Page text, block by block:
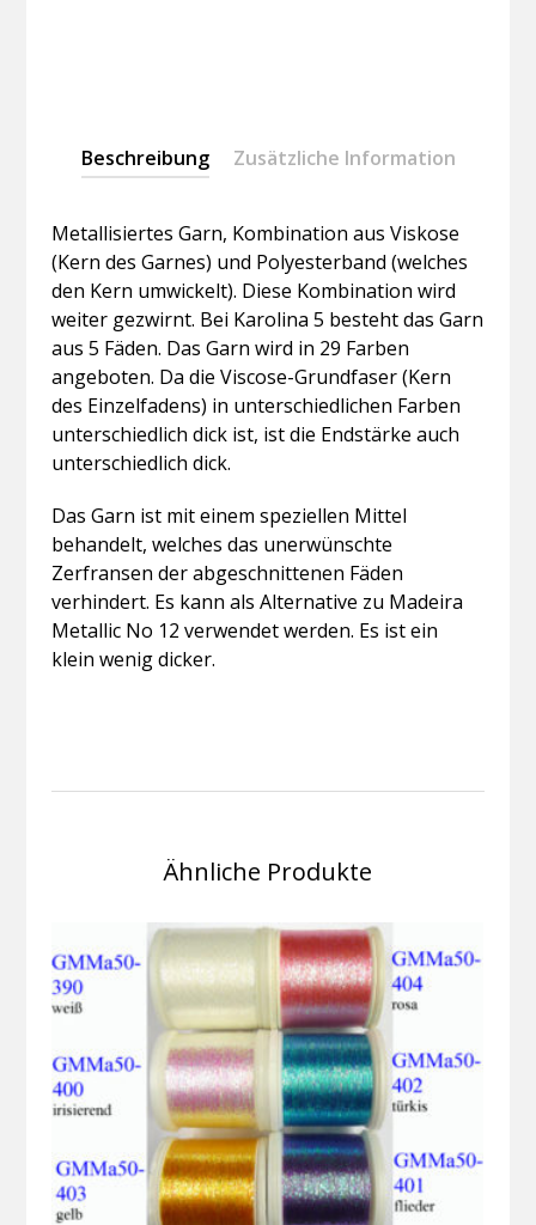
Beschreibung Zusätzliche Information
Metallisiertes Garn, Kombination aus Viskose
(Kern des Garnes) und Polyesterband (welches
den Kern umwickelt). Diese Kombination wird
weiter gezwirnt. Bei Karolina 5 besteht das Garn
aus 5 Fäden. Das Garn wird in 29 Farben
angeboten. Da die Viscose-Grundfaser (Kern
des Einzelfadens) in unterschiedlichen Farben
unterschiedlich dick ist, ist die Endstärke auch
unterschiedlich dick.
Das Garn ist mit einem speziellen Mittel
behandelt, welches das unerwünschte
Zerfransen der abgeschnittenen Fäden
verhindert. Es kann als Alternative zu Madeira
Metallic No 12 verwendet werden. Es ist ein
klein wenig dicker.
Ähnliche Produkte